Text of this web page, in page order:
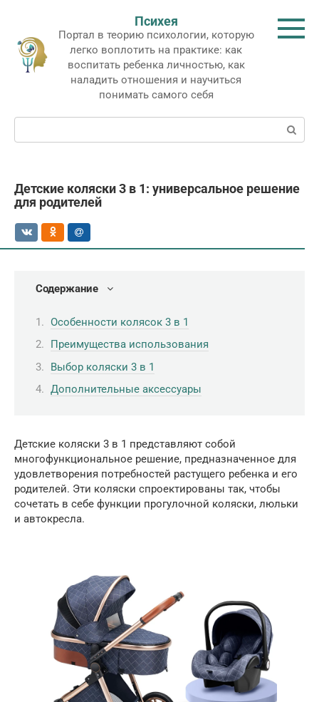
контенту
Психея
Портал в теорию психологии, которую
легко воплотить на практике: как
воспитать ребенка личностью, как
наладить отношения и научиться
понимать самого себя
Поиск:
Детские коляски 3 в 1: универсальное решение
для родителей
Содержание
Особенности колясок 3 в 1
Преимущества использования
Выбор коляски 3 в 1
Дополнительные аксессуары
Детские коляски 3 в 1 представляют собой
многофункциональное решение, предназначенное для
удовлетворения потребностей растущего ребенка и его
родителей. Эти коляски спроектированы так, чтобы
сочетать в себе функции прогулочной коляски, люльки
и автокресла.